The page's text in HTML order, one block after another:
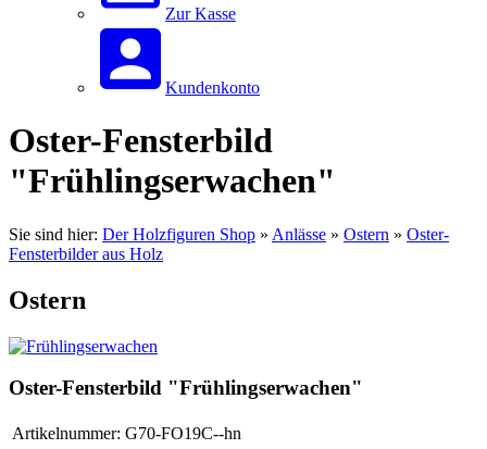
Zur Kasse
Kundenkonto
Oster-Fensterbild
"Frühlingserwachen"
Sie sind hier: Der Holzfiguren Shop » Anlässe » Ostern » Oster-
Fensterbilder aus Holz
Ostern
Oster-Fensterbild "Frühlingserwachen"
Artikelnummer: G70-FO19C--hn